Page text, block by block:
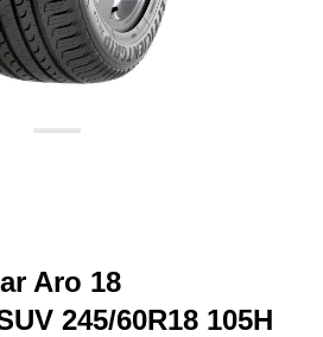
Aro 18
245/60R18 105H